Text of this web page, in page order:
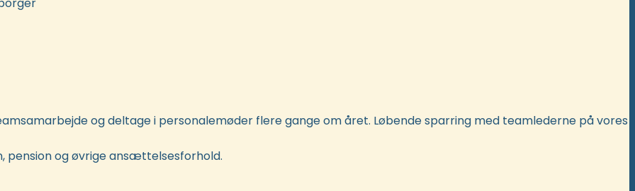
og deltage i personalemøder flere gange om året. Løbende sparring med teamlederne på vores
pension og øvrige ansættelsesforhold.